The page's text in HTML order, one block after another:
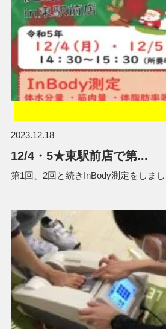
2023.12.18
12/4・5★東駅前店で第...
第1回、2回と続きInBody測定をしま